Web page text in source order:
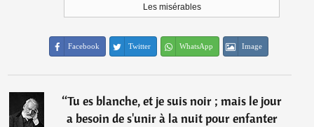
Les misérables
Facebook Twitter WhatsApp Image
“Tu es blanche, et je suis noir ; mais le jour
a besoin de s'unir à la nuit pour enfanter